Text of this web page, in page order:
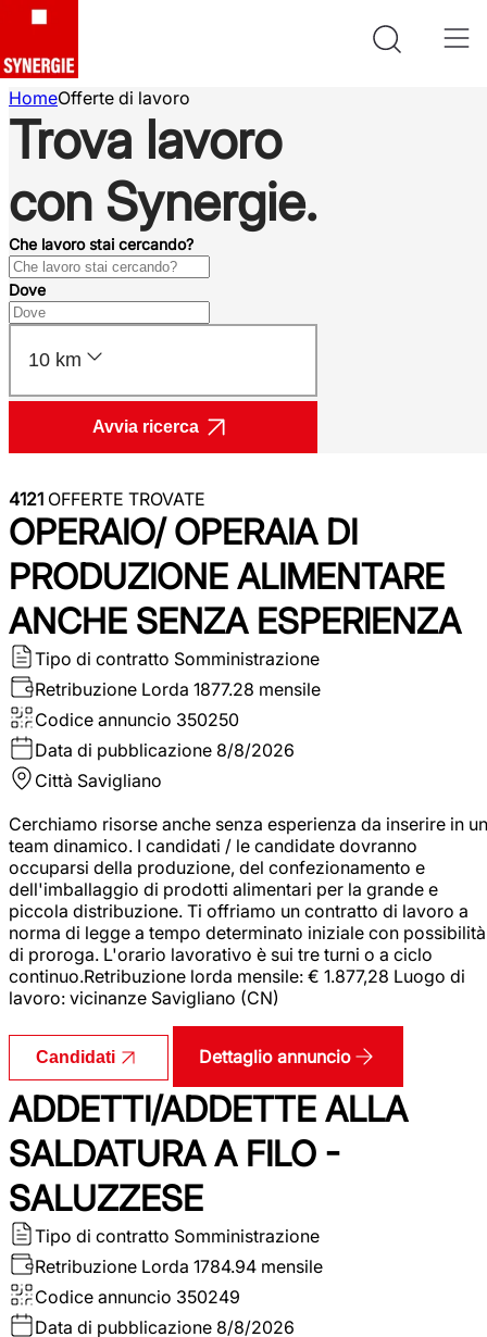
HomeOfferte di lavoro
Trova lavoro
con Synergie.
Che lavoro stai cercando?
Dove
10 km
Avvia ricerca
4121 OFFERTE TROVATE
OPERAIO/ OPERAIA DI
PRODUZIONE ALIMENTARE
ANCHE SENZA ESPERIENZA
Tipo di contratto Somministrazione
Retribuzione Lorda 1877.28 mensile
Codice annuncio 350250
Data di pubblicazione 8/8/2026
Città Savigliano
Cerchiamo risorse anche senza esperienza da inserire in un
team dinamico. I candidati / le candidate dovranno
occuparsi della produzione, del confezionamento e
dell'imballaggio di prodotti alimentari per la grande e
piccola distribuzione. Ti offriamo un contratto di lavoro a
norma di legge a tempo determinato iniziale con possibilità
di proroga. L'orario lavorativo è sui tre turni o a ciclo
continuo.Retribuzione lorda mensile: € 1.877,28 Luogo di
lavoro: vicinanze Savigliano (CN)
Candidati Dettaglio annuncio
ADDETTI/ADDETTE ALLA
SALDATURA A FILO -
SALUZZESE
Tipo di contratto Somministrazione
Retribuzione Lorda 1784.94 mensile
Codice annuncio 350249
Data di pubblicazione 8/8/2026